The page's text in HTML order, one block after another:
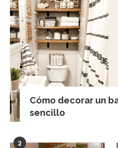
Cómo decorar un
sencillo
2